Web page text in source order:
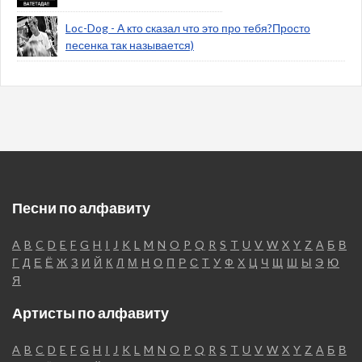
Loc-Dog - А кто сказал что это про тебя?Просто
песенка так называется)
Песни по алфавиту
A B C D E F G H I J K L M N O P Q R S T U V W X Y Z А Б В
Г Д Е Ё Ж З И Й К Л М Н О П Р С Т У Ф Х Ц Ч Щ Ш Ы Э Ю
Я
Артисты по алфавиту
A B C D E F G H I J K L M N O P Q R S T U V W X Y Z А Б В